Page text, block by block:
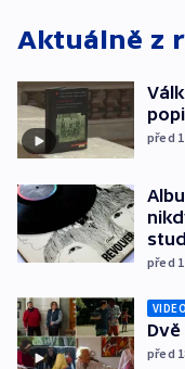
Aktuálně z
před
před
VIDEO
před